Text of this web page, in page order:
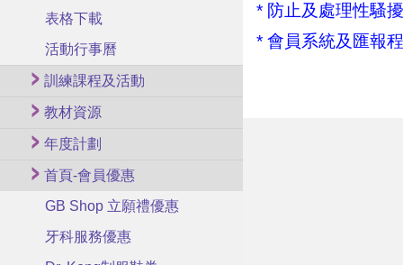
表格下載
活動行事曆
訓練課程及活動
教材資源
年度計劃
首頁-會員優惠
GB Shop 立願禮優惠
牙科服務優惠
* 防止及處理性騷
* 會員系統及匯報